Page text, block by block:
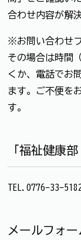
合わせ内容が解
※お問い合わせ
その場合は時間
くか、電話でお
ます。ご不便を
す。
「福祉健康
TEL.0776-33-
メールフォー